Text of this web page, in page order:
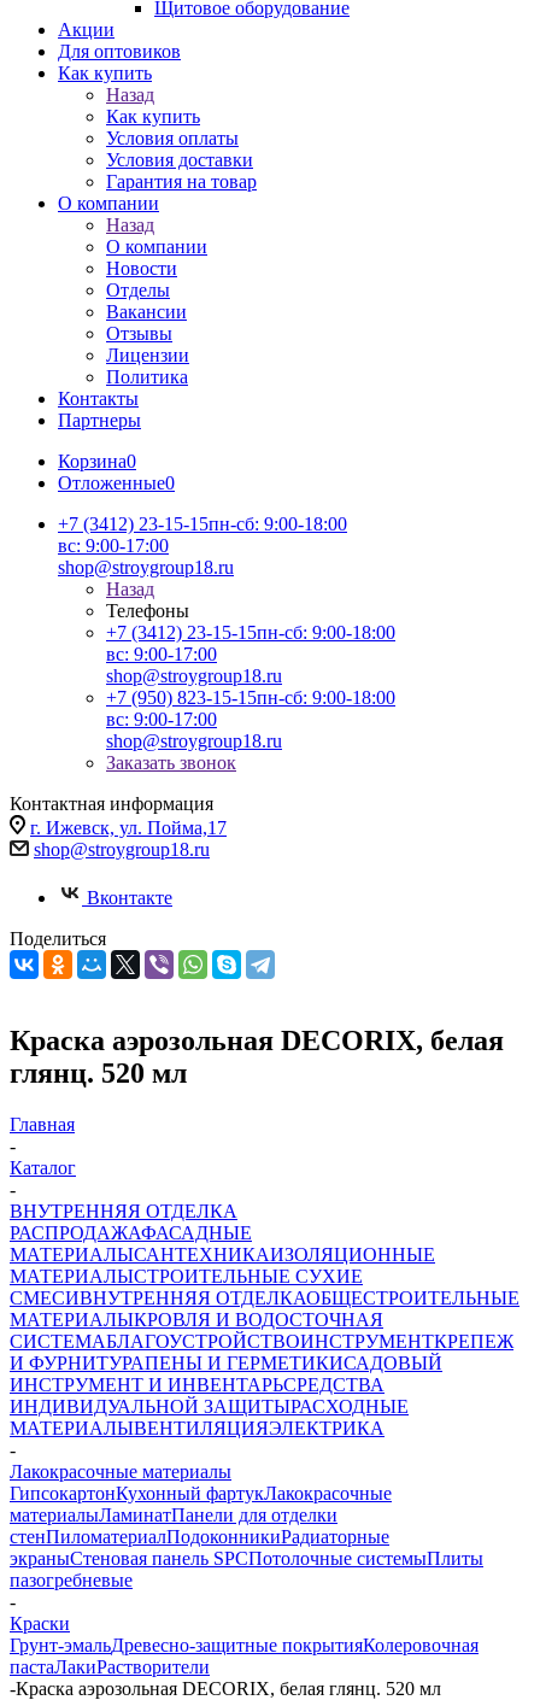
Щитовое оборудование
Акции
Для оптовиков
Как купить
Назад
Как купить
Условия оплаты
Условия доставки
Гарантия на товар
О компании
Назад
О компании
Новости
Отделы
Вакансии
Отзывы
Лицензии
Политика
Контакты
Партнеры
Корзина0
Отложенные0
+7 (3412) 23-15-15пн-сб: 9:00-18:00
вс: 9:00-17:00
shop@stroygroup18.ru
Назад
Телефоны
+7 (3412) 23-15-15пн-сб: 9:00-18:00
вс: 9:00-17:00
shop@stroygroup18.ru
+7 (950) 823-15-15пн-сб: 9:00-18:00
вс: 9:00-17:00
shop@stroygroup18.ru
Заказать звонок
Контактная информация
г. Ижевск, ул. Пойма,17
shop@stroygroup18.ru
Вконтакте
Поделиться
Краска аэрозольная DECORIX, белая
глянц. 520 мл
Главная
-
Каталог
-
ВНУТРЕННЯЯ ОТДЕЛКА
РАСПРОДАЖАФАСАДНЫЕ
МАТЕРИАЛЫСАНТЕХНИКАИЗОЛЯЦИОННЫЕ
МАТЕРИАЛЫСТРОИТЕЛЬНЫЕ СУХИЕ
СМЕСИВНУТРЕННЯЯ ОТДЕЛКАОБЩЕСТРОИТЕЛЬНЫЕ
МАТЕРИАЛЫКРОВЛЯ И ВОДОСТОЧНАЯ
СИСТЕМАБЛАГОУСТРОЙСТВОИНСТРУМЕНТКРЕПЕЖ
И ФУРНИТУРАПЕНЫ И ГЕРМЕТИКИСАДОВЫЙ
ИНСТРУМЕНТ И ИНВЕНТАРЬСРЕДСТВА
ИНДИВИДУАЛЬНОЙ ЗАЩИТЫРАСХОДНЫЕ
МАТЕРИАЛЫВЕНТИЛЯЦИЯЭЛЕКТРИКА
-
Лакокрасочные материалы
ГипсокартонКухонный фартукЛакокрасочные
материалыЛаминатПанели для отделки
стенПиломатериалПодоконникиРадиаторные
экраныСтеновая панель SPCПотолочные системыПлиты
пазогребневые
-
Краски
Грунт-эмальДревесно-защитные покрытияКолеровочная
пастаЛакиРастворители
-Краска аэрозольная DECORIX, белая глянц. 520 мл